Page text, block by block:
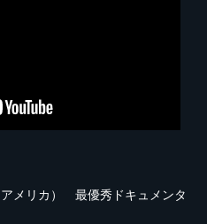
メリカ） 最優秀ドキュメンタ